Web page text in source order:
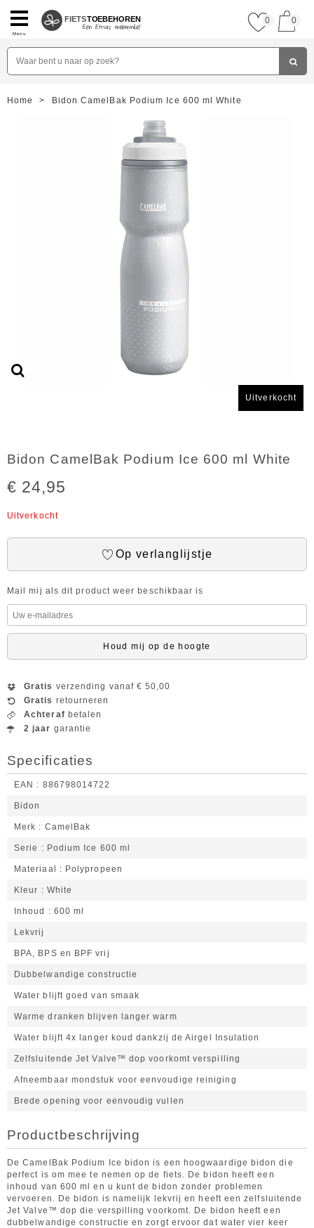
Menu
FIETSTOEBEHOREN 0 0
Home > Bidon CamelBak Podium Ice 600 ml White
Uitverkocht
Bidon CamelBak Podium Ice 600 ml White
€ 24,95
Uitverkocht
Op verlanglijstje
Mail mij als dit product weer beschikbaar is
Houd mij op de hoogte
Gratis verzending vanaf € 50,00
Gratis retourneren
Achteraf betalen
2 jaar garantie
Specificaties
EAN 886798014722
Bidon
Merk CamelBak
Serie Podium Ice 600 ml
Materiaal Polypropeen
Kleur White
Inhoud 600 ml
Lekvrij
BPA, BPS en BPF vrij
Dubbelwandige constructie
Water blijft goed van smaak
Warme dranken blijven langer warm
Water blijft 4x langer koud dankzij de Airgel Insulation
Zelfsluitende Jet Valve™ dop voorkomt verspilling
Afneembaar mondstuk voor eenvoudige reiniging
Brede opening voor eenvoudig vullen
Productbeschrijving
De CamelBak Podium Ice bidon is een hoogwaardige bidon die
perfect is om mee te nemen op de fiets. De bidon heeft een
inhoud van 600 ml en u kunt de bidon zonder problemen
vervoeren. De bidon is namelijk lekvrij en heeft een zelfsluitende
Jet Valve™ dop die verspilling voorkomt. De bidon heeft een
dubbelwandige constructie en zorgt ervoor dat water vier keer